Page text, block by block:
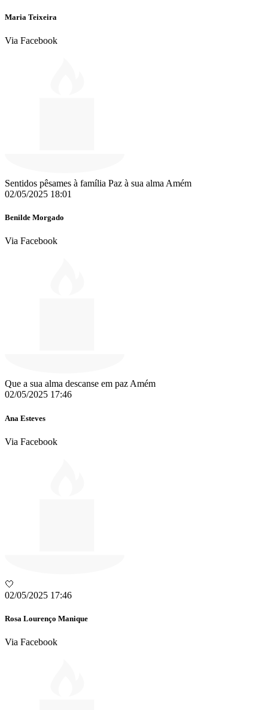
Maria Teixeira
Via Facebook
Sentidos pêsames à família Paz à sua alma Amém
02/05/2025 18:01
Benilde Morgado
Via Facebook
Que a sua alma descanse em paz Amém
02/05/2025 17:46
Ana Esteves
Via Facebook
🤍
02/05/2025 17:46
Rosa Lourenço Manique
Via Facebook